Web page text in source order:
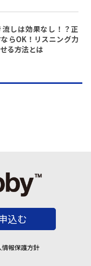
しは効果なし！？正
らOK！リスニング力
る方法とは
込む
情報保護方針